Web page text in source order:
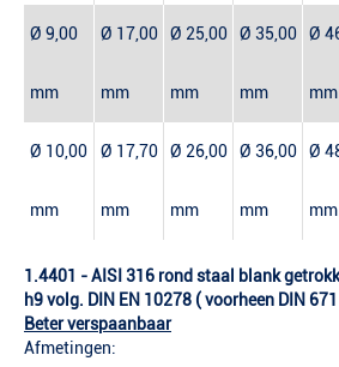
Ø 9,00
mm
Ø 17,00
mm
Ø 25,00
mm
Ø 35,00
mm
Ø
mm
Ø 10,00
mm
Ø 17,70
mm
Ø 26,00
mm
Ø 36,00
mm
Ø
mm
1.4401 - AISI 316 rond staal blank
h9 volg. DIN EN 10278 ( voorheen DIN
Beter verspaanbaar
Afmetingen: